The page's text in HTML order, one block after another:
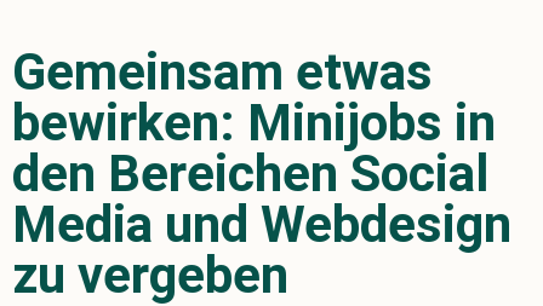
Gemeinsam etwas
bewirken: Minijobs in
den Bereichen Social
Media und Webdesign
zu vergeben